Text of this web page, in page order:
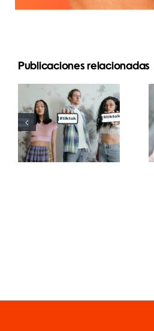
Publicaciones relacionadas
Principales
generadores
de fuentes
de TikTok
para
subtítulos